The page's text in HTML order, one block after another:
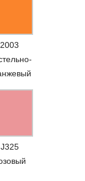
2003
J325